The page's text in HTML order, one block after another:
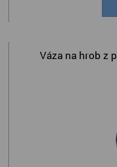
Váza na hrob z